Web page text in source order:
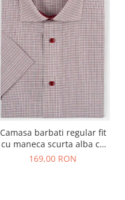
Camasa barbati regular fit
cu maneca scurta alba cu
caro rosu si negru - 2XL
169,00 RON